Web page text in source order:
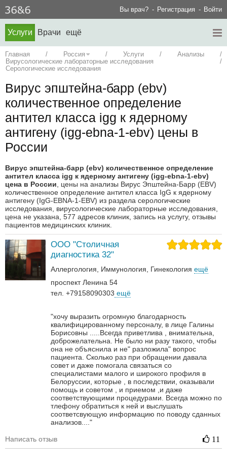
Вы врач? Регистрация Войти
Услуги Врачи ещё
Главная / Россия / Услуги / Анализы
/
Вирусологические лабораторные исследования
/
Серологические исследования
Вирус эпштейна-барр (ebv)
количественное определение
антител класса igg к ядерному
антигену (igg-еbna-1-ebv) цены в
России
Вирус эпштейна-барр (ebv) количественное определение
антител класса igg к ядерному антигену (igg-еbna-1-ebv)
цена в России, цены на анализы Вирус Эпштейна-Барр (EBV)
количественное определение антител класса IgG к ядерному
антигену (IgG-ЕBNA-1-EBV) из раздела серологические
исследования, вирусологические лабораторные исследования,
цена не указана, 577 адресов клиник, запись на услугу, отзывы
пациентов медицинских клиник.
ООО "Столичная
диагностика 32"
Аллергология Иммунология Гинекология ещё
проспект Ленина 54
тел. +79158090303 ещё
"хочу выразить огромную благодарность
квалифицированному персоналу, в лице Галины
Борисовны .....Всегда приветлива , внимательна,
доброжелательна. Не было ни разу такого, чтобы
она не объяснила и не" разложила" вопрос
пациента. Сколько раз при обращении давала
совет и даже помогала связаться со
специалистами малого и широкого профиля в
Белоруссии, которые , в последствии, оказывали
помощь и советом , и приемом ,и даже
соответствующими процедурами. Всегда можно по
тлефону обратиться к ней и выслушать
соответсвующую информацию по поводу сданных
анализов...."
Написать отзыв 11